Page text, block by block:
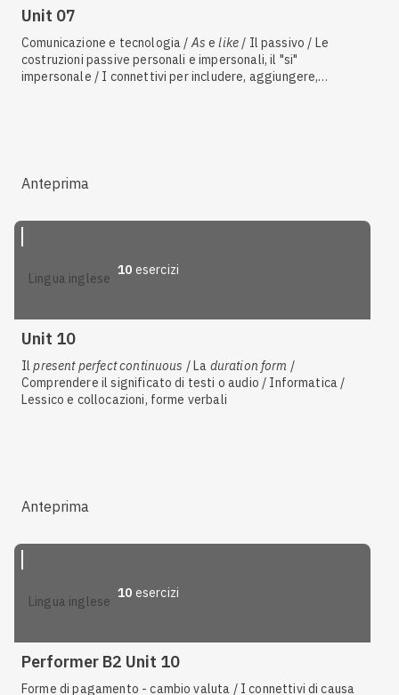
Unit 07
Comunicazione e tecnologia /Aselike / Il passivo / Le
costruzioni passive personali e impersonali, il "si"
impersonale / I connettivi per includere, aggiungere,
sostantivi / I suffissi per formare aggettivi / Il
) / Riformulare frasi, fare riassunti, formulare e
Anteprima
lingua inglese
10 esercizi
Unit 10
Ilpresent perfect continuous / La duration form /
Comprendere il significato di testi o audio / Informatica /
Lessico e collocazioni, forme verbali
Anteprima
lingua inglese
10 esercizi
Performer B2 Unit 10
Forme di pagamento - cambio valuta / I connettivi di causa